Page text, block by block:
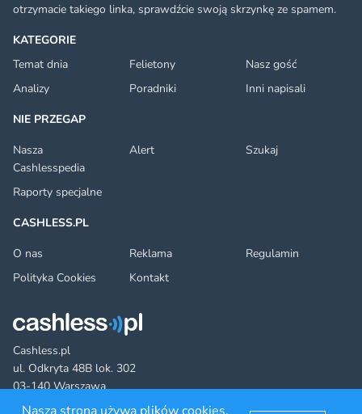
Cashless.pl
ul. Odkryta 48B lok. 302
03-140 Warszawa
KATEGORIE
Temat dnia
Felietony
Nasz gość
Analizy
Poradniki
Inni napisali
NIE PRZEGAP
Nasza
Cashlesspedia
Alert Szukaj
Raporty specjalne
CASHLESS.PL
O nas
Reklama
Regulamin
Polityka Cookies
Kontakt
otrzymacie takiego linka, sprawdźcie swoją skrzynkę ze spamem.